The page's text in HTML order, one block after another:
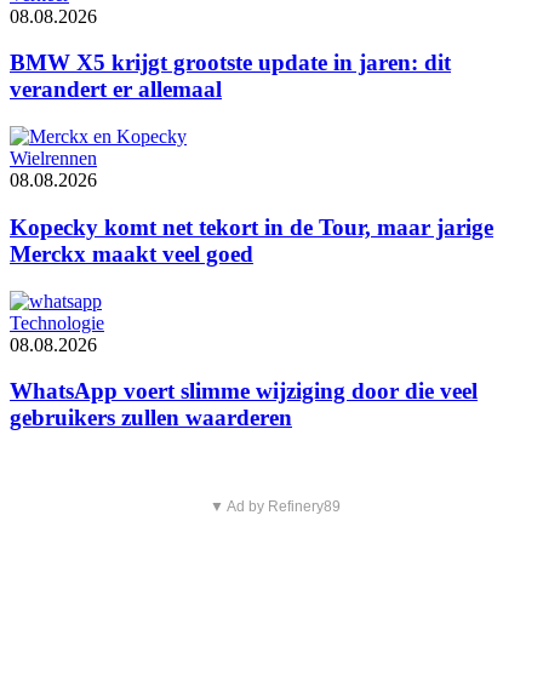
08.08.2026
BMW X5 krijgt grootste update in jaren: dit
verandert er allemaal
Wielrennen
08.08.2026
Kopecky komt net tekort in de Tour, maar jarige
Merckx maakt veel goed
Technologie
08.08.2026
WhatsApp voert slimme wijziging door die veel
gebruikers zullen waarderen
▼ Ad by Refinery89